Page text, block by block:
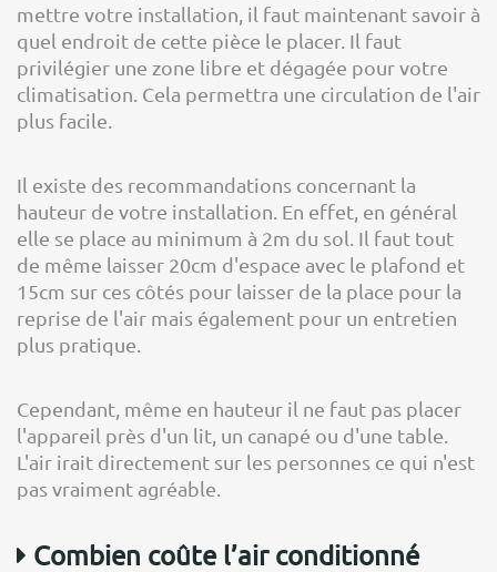
mettre votre installation, il faut maintenant savoir à
quel endroit de cette pièce le placer. Il faut
privilégier une zone libre et dégagée pour votre
climatisation. Cela permettra une circulation de l'air
plus facile.
Il existe des recommandations concernant la
hauteur de votre installation. En effet, en général
elle se place au minimum à 2m du sol. Il faut tout
de même laisser 20cm d'espace avec le plafond et
15cm sur ces côtés pour laisser de la place pour la
reprise de l'air mais également pour un entretien
plus pratique.
Cependant, même en hauteur il ne faut pas placer
l'appareil près d'un lit, un canapé ou d'une table.
L'air irait directement sur les personnes ce qui n'est
pas vraiment agréable.
Combien coûte l’air conditionné